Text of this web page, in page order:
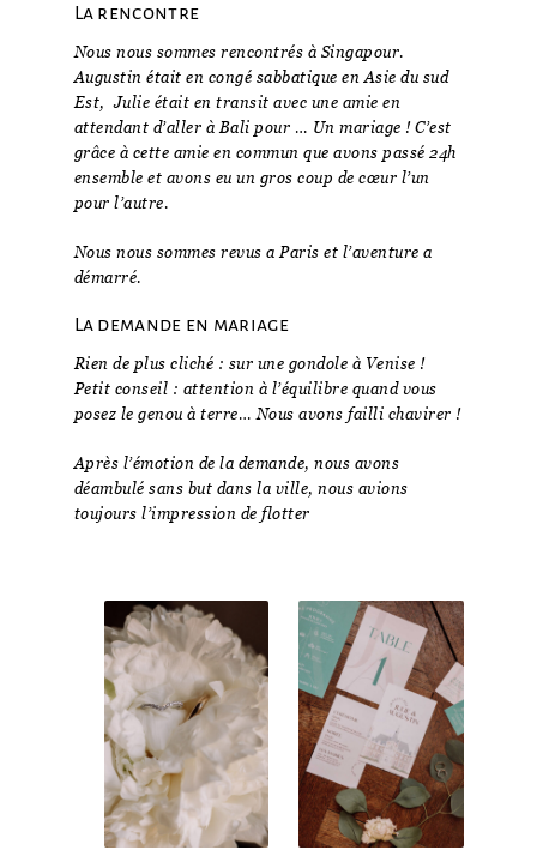
La rencontre
Nous nous sommes rencontrés à Singapour.
Augustin était en congé sabbatique en Asie du sud
Est, Julie était en transit avec une amie en
attendant d’aller à Bali pour … Un mariage ! C’est
grâce à cette amie en commun que avons passé 24h
ensemble et avons eu un gros coup de cœur l’un
pour l’autre.
Nous nous sommes revus a Paris et l’aventure a
démarré.
La demande en mariage
Rien de plus cliché : sur une gondole à Venise !
Petit conseil : attention à l’équilibre quand vous
posez le genou à terre… Nous avons failli chavirer !
Après l’émotion de la demande, nous avons
déambulé sans but dans la ville, nous avions
toujours l’impression de flotter